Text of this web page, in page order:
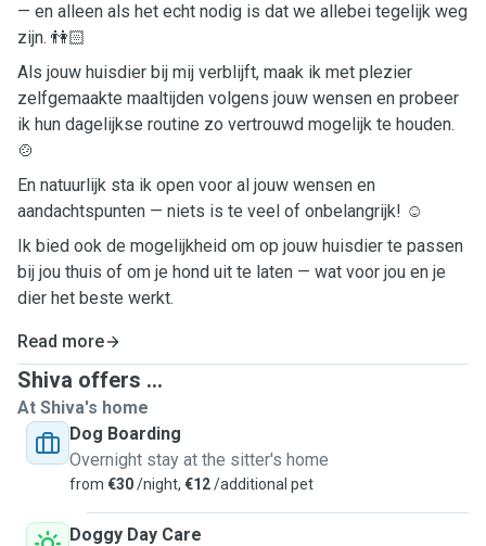
— en alleen als het echt nodig is dat we allebei tegelijk weg
zijn. 👫🏻
Als jouw huisdier bij mij verblijft, maak ik met plezier
zelfgemaakte maaltijden volgens jouw wensen en probeer
ik hun dagelijkse routine zo vertrouwd mogelijk te houden.
🍲
En natuurlijk sta ik open voor al jouw wensen en
aandachtspunten — niets is te veel of onbelangrijk! ☺️
Ik bied ook de mogelijkheid om op jouw huisdier te passen
bij jou thuis of om je hond uit te laten — wat voor jou en je
dier het beste werkt.
Read more
Shiva offers ...
At Shiva's home
Dog Boarding
Overnight stay at the sitter's home
from €30/night, €12/additional pet
Doggy Day Care